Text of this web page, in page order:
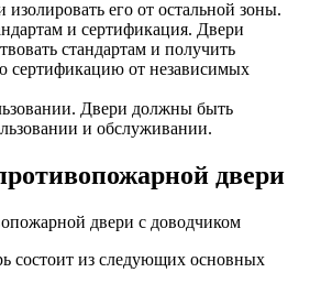
изолировать его от остальной зоны.
и сертификация. Двери
стандартам и получить
сертификацию от независимых
Двери должны быть
и обслуживании.
двери
состоит из следующих основных